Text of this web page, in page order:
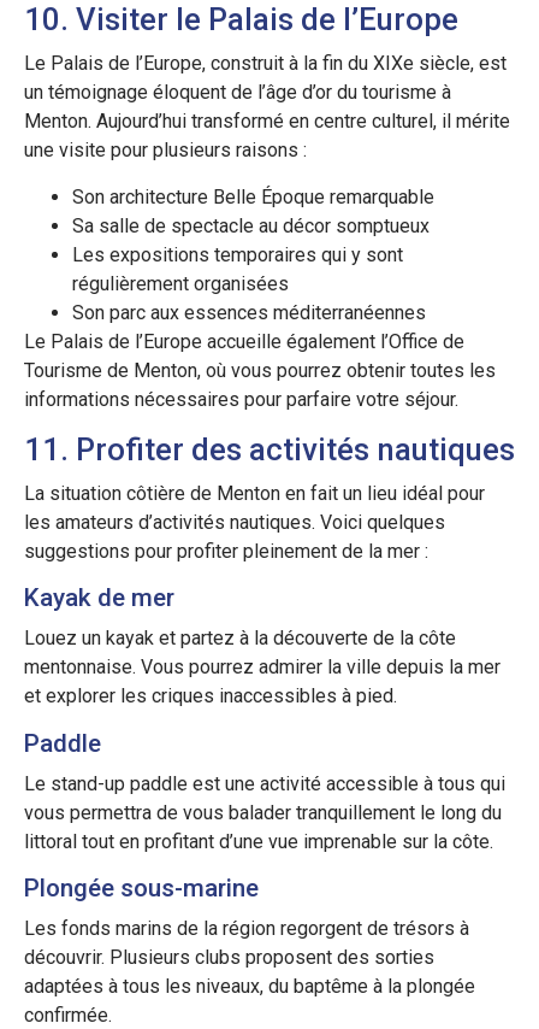
10. Visiter le Palais de l’Europe
Le Palais de l’Europe, construit à la fin du XIXe siècle, est
un témoignage éloquent de l’âge d’or du tourisme à
Menton. Aujourd’hui transformé en centre culturel, il mérite
une visite pour plusieurs raisons :
Son architecture Belle Époque remarquable
Sa salle de spectacle au décor somptueux
Les expositions temporaires qui y sont
régulièrement organisées
Son parc aux essences méditerranéennes
Le Palais de l’Europe accueille également l’Office de
Tourisme de Menton, où vous pourrez obtenir toutes les
informations nécessaires pour parfaire votre séjour.
11. Profiter des activités nautiques
La situation côtière de Menton en fait un lieu idéal pour
les amateurs d’activités nautiques. Voici quelques
suggestions pour profiter pleinement de la mer :
Kayak de mer
Louez un kayak et partez à la découverte de la côte
mentonnaise. Vous pourrez admirer la ville depuis la mer
et explorer les criques inaccessibles à pied.
Paddle
Le stand-up paddle est une activité accessible à tous qui
vous permettra de vous balader tranquillement le long du
littoral tout en profitant d’une vue imprenable sur la côte.
Plongée sous-marine
Les fonds marins de la région regorgent de trésors à
découvrir. Plusieurs clubs proposent des sorties
adaptées à tous les niveaux, du baptême à la plongée
confirmée.